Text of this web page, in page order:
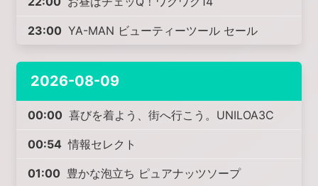
23:00 YA-MAN ビューティーツール セール
2026-08-09
00:00 喜びを着よう、街へ行こう。UNILOA3C
00:54 情報セレクト
01:00 豊かな泡立ち ピュアナッツソープ